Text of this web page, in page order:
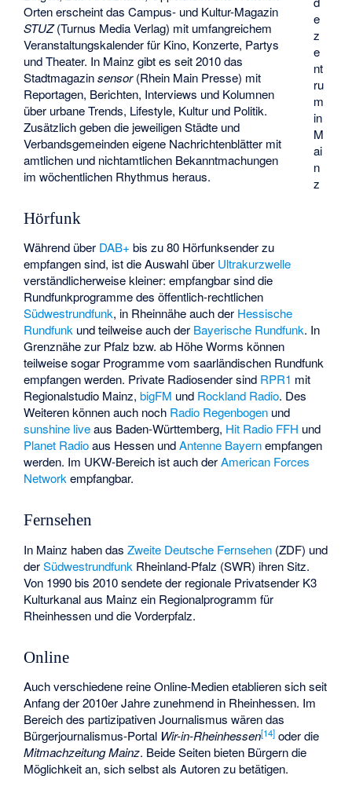
e
z
e
nt
ru
m
in
M
ai
n
z
Orten erscheint das Campus- und Kultur-Magazin
STUZ(Turnus Media Verlag) mit umfangreichem
Veranstaltungskalender für Kino, Konzerte, Partys
und Theater. In Mainz gibt es seit 2010 das
Stadtmagazinsensor(Rhein Main Presse) mit
Reportagen, Berichten, Interviews und Kolumnen
über urbane Trends, Lifestyle, Kultur und Politik.
Zusätzlich geben die jeweiligen Städte und
Verbandsgemeinden eigene Nachrichtenblätter mit
amtlichen und nichtamtlichen Bekanntmachungen
im wöchentlichen Rhythmus heraus.
Hörfunk
Während über DAB+ bis zu 80 Hörfunksender zu
empfangen sind, ist die Auswahl über Ultrakurzwelle
verständlicherweise kleiner: empfangbar sind die
Rundfunkprogramme des öffentlich-rechtlichen
Südwestrundfunk, in Rheinnähe auch der Hessische
Rundfunk und teilweise auch der Bayerische Rundfunk. In
Grenznähe zur Pfalz bzw. ab Höhe Worms können
teilweise sogar Programme vom saarländischen Rundfunk
empfangen werden. Private Radiosender sind RPR1 mit
Regionalstudio Mainz,bigFM und Rockland Radio. Des
Weiteren können auch noch Radio Regenbogen und
sunshine liveaus Baden-Württemberg, Hit Radio FFH und
Planet Radioaus Hessen undAntenne Bayernempfangen
werden. Im UKW-Bereich ist auch derAmerican Forces
Networkempfangbar.
Fernsehen
In Mainz haben dasZweite Deutsche Fernsehen (ZDF) und
derSüdwestrundfunk Rheinland-Pfalz (SWR) ihren Sitz.
Von 1990 bis 2010 sendete der regionale Privatsender K3
Kulturkanalaus Mainz ein Regionalprogramm für
Rheinhessen und die Vorderpfalz.
Online
Auch verschiedene reine Online-Medien etablieren sich seit
Anfang der 2010er Jahre zunehmend in Rheinhessen. Im
Bereich des partizipativen Journalismus wären das
Bürgerjournalismus-Portal Wir-in-Rheinhessen[14] oder die
Mitmachzeitung Mainz. Beide Seiten bieten Bürgern die
Möglichkeit an, sich selbst als Autoren zu betätigen.